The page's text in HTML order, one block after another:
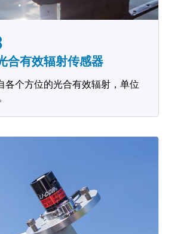
合有效辐射传感器
各个方位的光合有效辐射，单位